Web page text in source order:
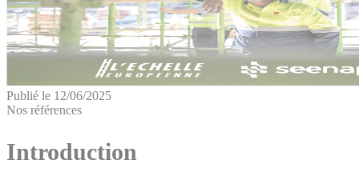
Publié le 12/06/2025
Nos références
Introduction